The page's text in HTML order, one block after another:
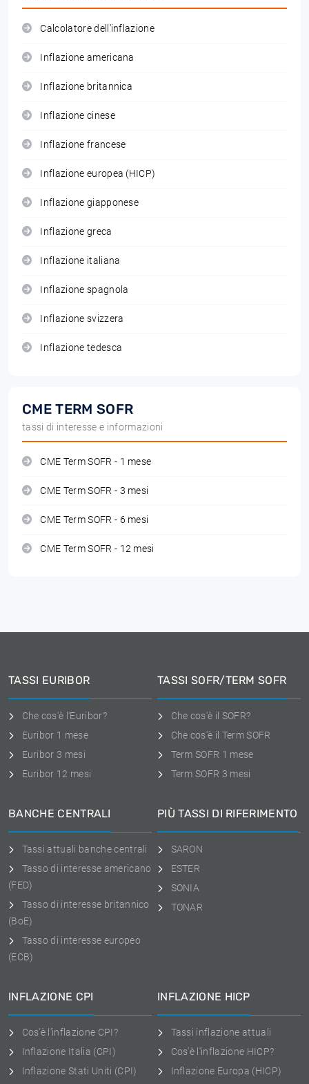
Calcolatore dell'inflazione
Inflazione americana
Inflazione britannica
Inflazione cinese
Inflazione francese
Inflazione europea (HICP)
Inflazione giapponese
Inflazione greca
Inflazione italiana
Inflazione spagnola
Inflazione svizzera
Inflazione tedesca
CME TERM SOFR
tassi di interesse e informazioni
CME Term SOFR - 1 mese
CME Term SOFR - 3 mesi
CME Term SOFR - 6 mesi
CME Term SOFR - 12 mesi
TASSI EURIBOR
Che cos'è l'Euribor?
Euribor 1 mese
Euribor 3 mesi
Euribor 12 mesi
TASSI SOFR/TERM SOFR
Che cos'è il SOFR?
Che cos'è il Term SOFR
Term SOFR 1 mese
Term SOFR 3 mesi
BANCHE CENTRALI
Tassi attuali banche centrali
Tasso di interesse americano
(FED)
Tasso di interesse britannico
(BoE)
Tasso di interesse europeo
(ECB)
PIÙ TASSI DI RIFERIMENTO
SARON
ESTER
SONIA
TONAR
INFLAZIONE CPI
Cos'è l'inflazione CPI?
Inflazione Italia (CPI)
Inflazione Stati Uniti (CPI)
INFLAZIONE HICP
Tassi inflazione attuali
Cos'è l'inflazione HICP?
Inflazione Europa (HICP)